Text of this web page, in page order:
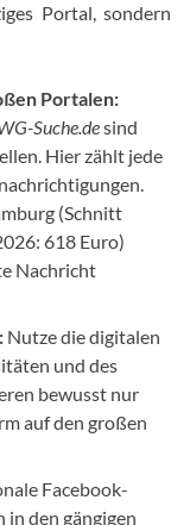
Portal, sondern
Portalen:
Suche.desind
Hier zählt jede
(Schnitt
618 Euro)
Nachricht
Nutze die digitalen
und des
bewusst nur
auf den großen
Facebook-
den gängigen